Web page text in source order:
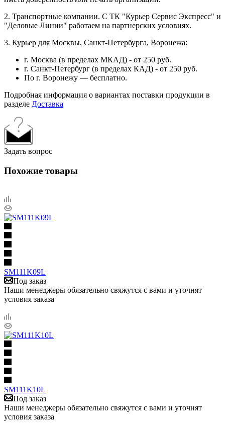
2. Транспортные компании. С ТК "Курьер Сервис Экспресс" и
"Деловые Линии" работаем на партнерских условиях.
3. Курьер для Москвы, Санкт-Петербурга, Воронежа:
г. Москва (в пределах МКАД) - от 250 руб.
г. Санкт-Петербург (в пределах КАД) - от 250 руб.
По г. Воронежу — бесплатно.
Подробная информация о вариантах поставки продукции в
разделе Доставка
Задать вопрос
Похожие товары
SM111K09L
Под заказ
Наши менеджеры обязательно свяжутся с вами и уточнят
условия заказа
SM111K10L
Под заказ
Наши менеджеры обязательно свяжутся с вами и уточнят
условия заказа